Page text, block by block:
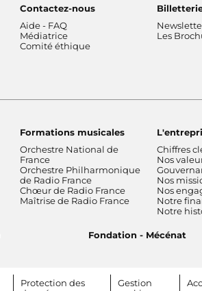
Contactez-nous
Aide - FAQ
Médiatrice
Comité éthique
Les
Formations musicales
Orchestre National de
France
Orchestre Philharmonique
de Radio France
Chœur de Radio France
Maîtrise de Radio France
Chiffres
Nos
Nos
Nos
Notre
Notre
Fondation - Mécénat
Protection des
Gestion